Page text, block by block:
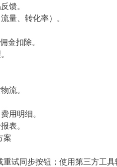
馈。
量、转化率）。
金扣除。
流。
用明细。
表。
案
试同步按钮；使用第三方工